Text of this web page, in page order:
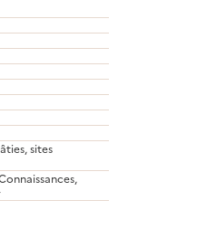
sites